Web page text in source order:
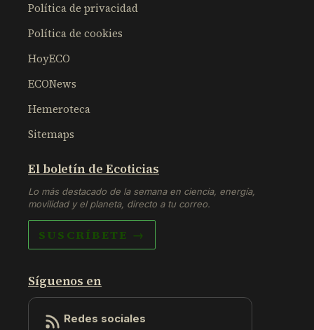
Política de privacidad
Política de cookies
HoyECO
ECONews
Hemeroteca
Sitemaps
El boletín de Ecoticias
Lo más destacado de la semana en ciencia, energía,
movilidad y el planeta, directo a tu correo.
SUSCRÍBETE →
Síguenos en
Redes sociales